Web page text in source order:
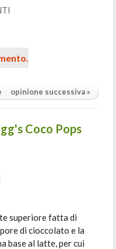
opinione successiva »
Coco Pops
superiore fatta di
di cioccolato e la
base al latte, per cui